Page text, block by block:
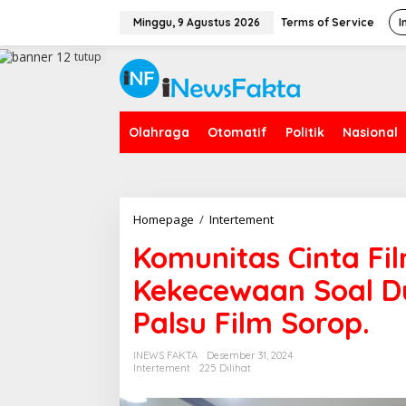
a
Minggu, 9 Agustus 2026 Terms of Service
Olahraga Otomatif Politik Nasional
tutup
Homepage / Intertement
m
u
n
i
s
n
Komunitas Cinta
Kekecewaan Soal
Palsu Film Sorop.
INEWS FAKTA
Desember 31, 2024
Intertement
225 Dilihat